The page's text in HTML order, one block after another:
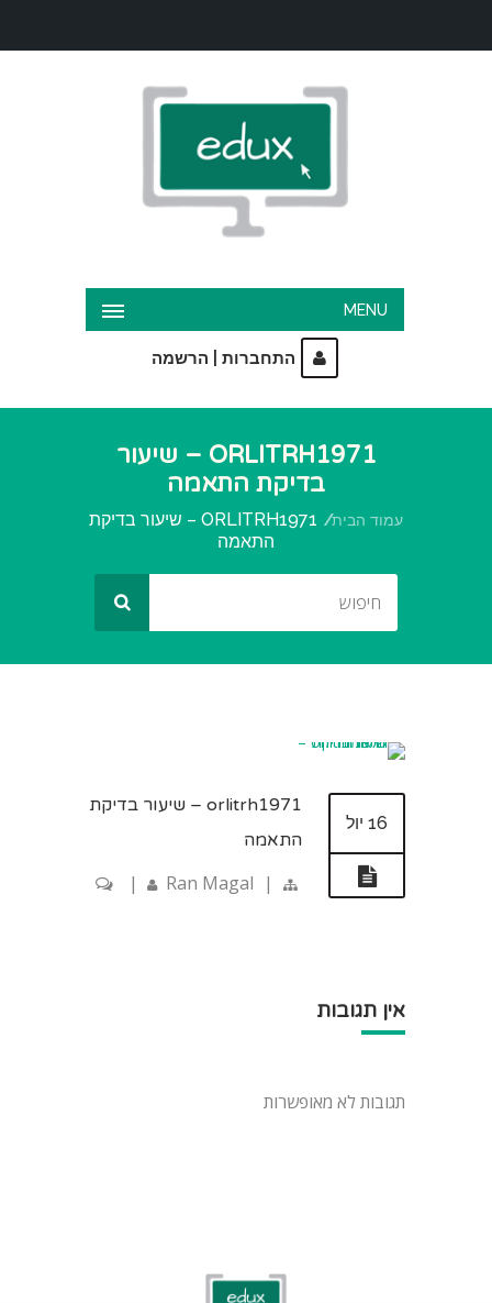
MENU
התחברות הרשמה
ORLITRH1971 – שיעור
בדיקת התאמה
עמוד הבית
ORLITRH1971 – שיעור בדיקת
התאמה
16 יול
orlitrh1971 – שיעור בדיקת
התאמה
Ran Magal |
|
אין תגובות
תגובות לא מאופשרות